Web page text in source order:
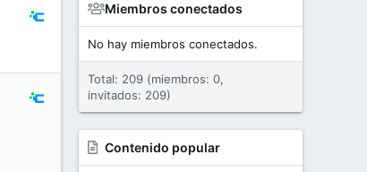
Miembros conectados
No hay miembros conectados.
Total: 209 (miembros: 0,
invitados: 209)
Contenido popular